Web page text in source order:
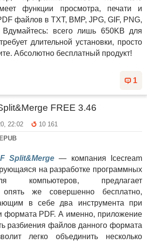
функции просмотра, печати и
файлов в TXT, BMP, JPG, GIF, PNG,
всего лишь 650KB для
длительной установки, просто
Абсолютно бесплатный продукт!
1
FREE 3.46
22:02
10 161
Split&Merge— компания Icecream
на разработке программных
компьютеров, предлагает
опять же совершенно бесплатно,
в себе два инструмента при
формата PDF. А именно, приложение
разбиения файлов данного формата
легко объединить несколько